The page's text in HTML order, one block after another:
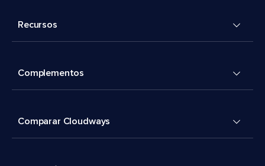
Recursos
Complementos
Comparar Cloudways